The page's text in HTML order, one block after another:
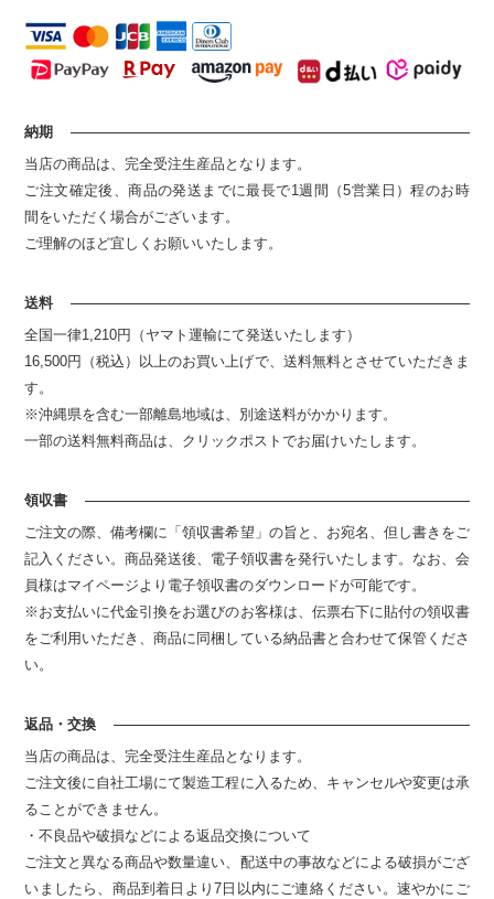
納期
当店の商品は、完全受注生産品となります。
ご注文確定後、商品の発送までに最長で1週間（5営業日）程のお時
間をいただく場合がございます。
ご理解のほど宜しくお願いいたします。
送料
全国一律1,210円（ヤマト運輸にて発送いたします）
16,500円（税込）以上のお買い上げで、送料無料とさせていただきま
す。
※沖縄県を含む一部離島地域は、別途送料がかかります。
一部の送料無料商品は、クリックポストでお届けいたします。
領収書
ご注文の際、備考欄に「領収書希望」の旨と、お宛名、但し書きをご
記入ください。商品発送後、電子領収書を発行いたします。なお、会
員様はマイページより電子領収書のダウンロードが可能です。
※お支払いに代金引換をお選びのお客様は、伝票右下に貼付の領収書
をご利用いただき、商品に同梱している納品書と合わせて保管くださ
い。
返品・交換
当店の商品は、完全受注生産品となります。
ご注文後に自社工場にて製造工程に入るため、キャンセルや変更は承
ることができません。
・不良品や破損などによる返品交換について
ご注文と異なる商品や数量違い、配送中の事故などによる破損がござ
いましたら、商品到着日より7日以内にご連絡ください。速やかにご